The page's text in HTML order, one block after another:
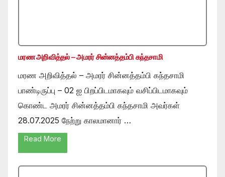
மரண அறிவித்தல் – அமரர் சின்னத்தம்பி கந்தசாமி
மரண அறிவித்தல் – அமரர் சின்னத்தம்பி கந்தசாமி
பாண்டிருப்பு – 02 ஐ பிறப்பிடமாகவும் வசிப்பிடமாகவும்
கொண்ட அமரர் சின்னத்தம்பி கந்தசாமி அவர்கள்
28.07.2025 நேற்று காலமானார் …
Read More